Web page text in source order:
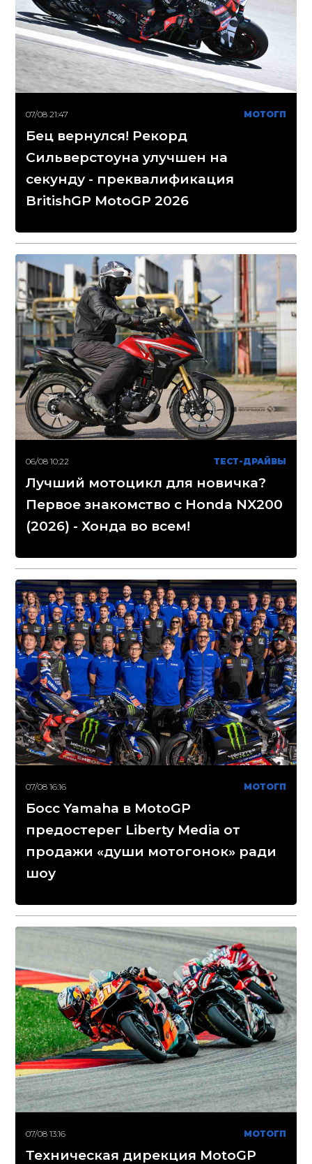
07/08 21:47 МОТОГП
Бец вернулся! Рекорд
Сильверстоуна улучшен на
секунду - преквалификация
BritishGP MotoGP 2026
06/08 10:22 ТЕСТ-ДРАЙВЫ
Лучший мотоцикл для новичка?
Первое знакомство с Honda NX200
(2026) - Хонда во всем!
07/08 16:16 МОТОГП
Босс Yamaha в MotoGP
предостерег Liberty Media от
продажи «души мотогонок» ради
шоу
07/08 13:16 МОТОГП
Техническая дирекция MotoGP